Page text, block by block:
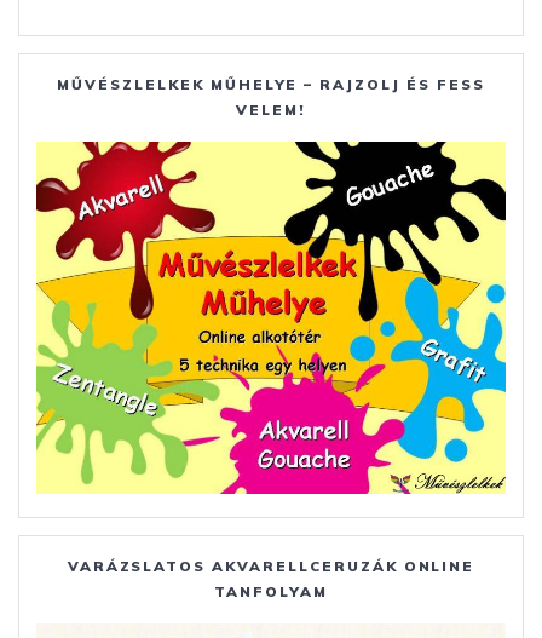
MŰVÉSZLELKEK MŰHELYE – RAJZOLJ ÉS FESS
VELEM!
VARÁZSLATOS AKVARELLCERUZÁK ONLINE
TANFOLYAM